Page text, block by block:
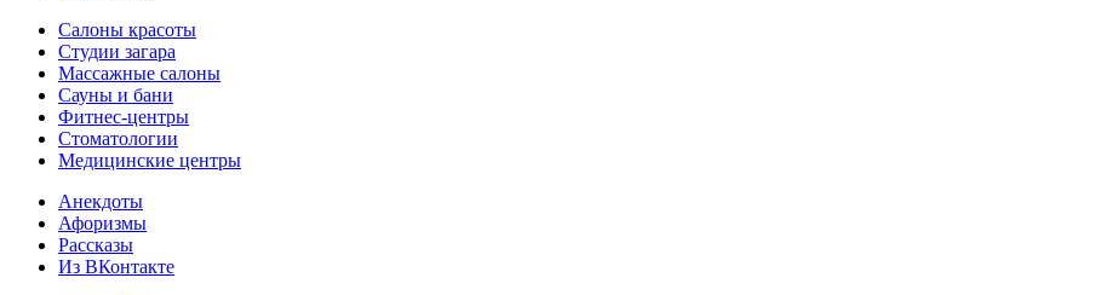
Салоны красоты
Студии загара
Массажные салоны
Сауны и бани
Фитнес-центры
Стоматологии
Медицинские центры
Анекдоты
Афоризмы
Рассказы
Из ВКонтакте